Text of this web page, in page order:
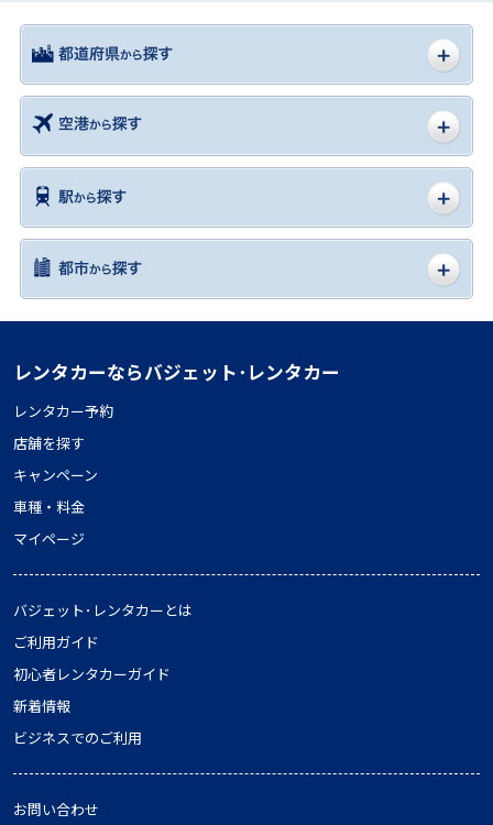
レンタカーならバジェット･レンタカー
レンタカー予約
店舗を探す
キャンペーン
車種・料金
マイページ
バジェット･レンタカーとは
ご利用ガイド
初心者レンタカーガイド
新着情報
ビジネスでのご利用
お問い合わせ